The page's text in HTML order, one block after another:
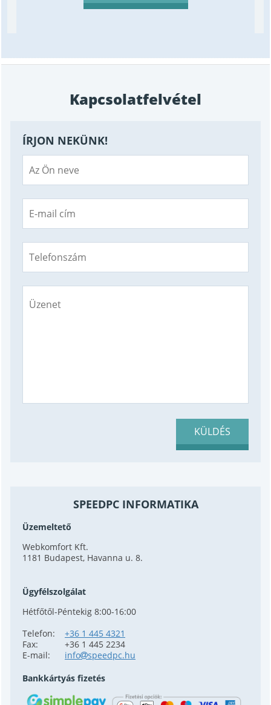
Kapcsolatfelvétel
ÍRJON NEKÜNK!
KÜLDÉS
SPEEDPC INFORMATIKA
Üzemeltető
Webkomfort Kft.
1181 Budapest, Havanna u. 8.
Ügyfélszolgálat
Hétfőtől-Péntekig 8:00-16:00
Telefon:
+36 1 445 4321
Fax:
+36 1 445 2234
E-mail:
info
speedpc.hu
Bankkártyás fizetés